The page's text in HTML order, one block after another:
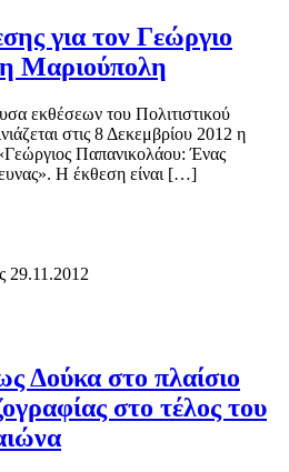
για τον Γεώργιο
Μαριούπολη
εκθέσεων του Πολιτιστικού
στις 8 Δεκεμβρίου 2012 η
Παπανικολάου: Ένας
Η έκθεση είναι […]
29.11.2012
Δούκα στο πλαίσιο
στο τέλος του